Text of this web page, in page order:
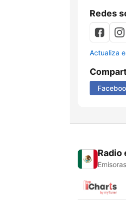
Redes
Actualiza
Radio